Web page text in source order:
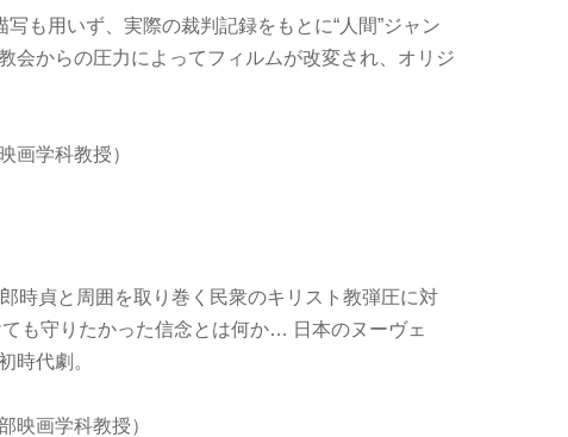
も用いず、実際の裁判記録をもとに“人間”ジャン
会からの圧力によってフィルムが改変され、オリジ
画学科教授）
時貞と周囲を取り巻く民衆のキリスト教弾圧に対
も守りたかった信念とは何か… 日本のヌーヴェ
時代劇。
映画学科教授）